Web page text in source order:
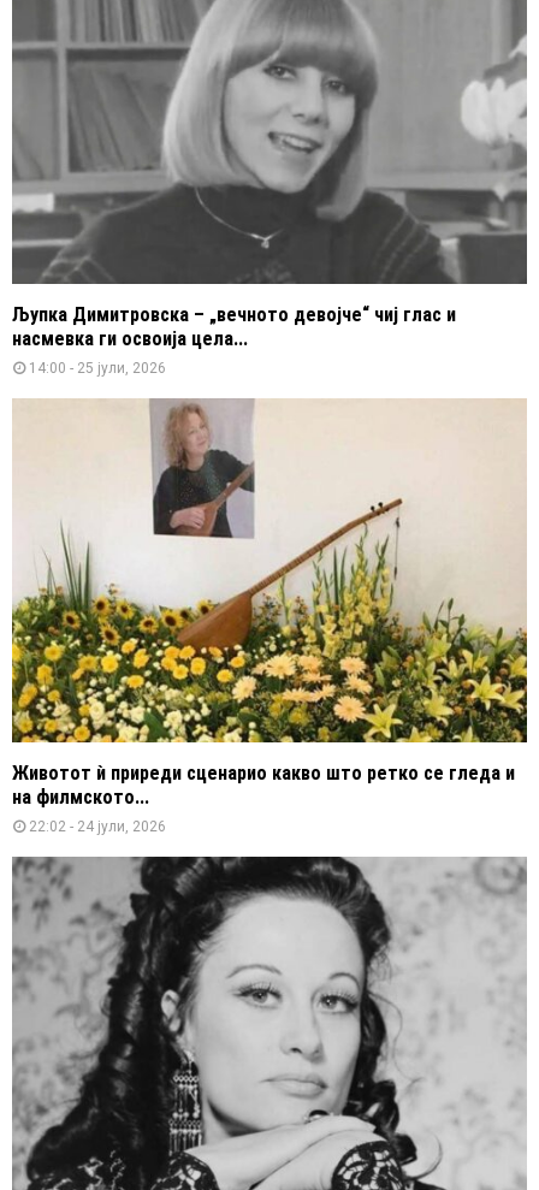
Љупка Димитровска – „вечното девојче“ чиј глас и
насмевка ги освоија цела...
14:00 - 25 јули, 2026
Животот ѝ приреди сценарио какво што ретко се гледа и
на филмското...
22:02 - 24 јули, 2026